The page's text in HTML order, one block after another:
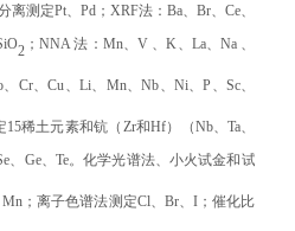
离测定Pt、Pd；XRF法：Ba、Br、Ce、
2
；NNA 法：Mn、V 、K、La、Na 、
Cr、Cu、Li、Mn、Nb、Ni、P、Sc、
15稀土元素和钪（Zr和Hf）（Nb、Ta、
Ge、Te。化学光谱法、小火试金和试
；离子色谱法测定Cl、Br、I；催化比